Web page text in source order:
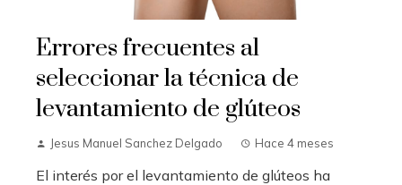
Errores frecuentes al
seleccionar la técnica de
levantamiento de glúteos
Jesus Manuel Sanchez Delgado Hace 4 meses
El interés por el levantamiento de glúteos ha